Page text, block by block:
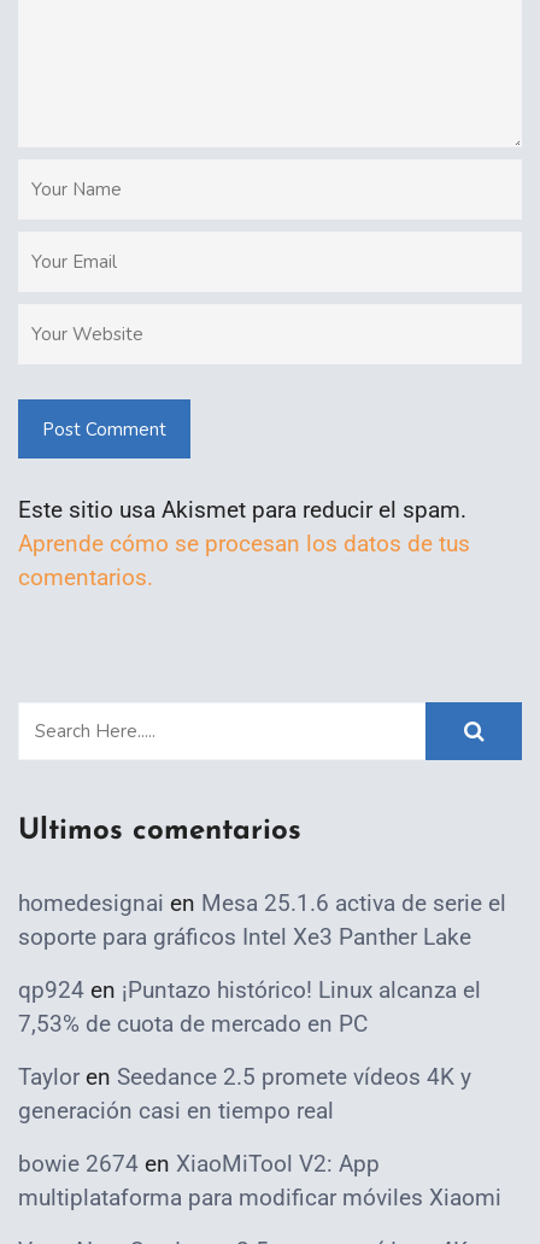
Post Comment
Este sitio usa Akismet para reducir el spam.
Aprende cómo se procesan los datos de tus
comentarios.
Ultimos comentarios
homedesignai en Mesa 25.1.6 activa de serie el
soporte para gráficos Intel Xe3 Panther Lake
qp924 en ¡Puntazo histórico! Linux alcanza el
7,53% de cuota de mercado en PC
Taylor en Seedance 2.5 promete vídeos 4K y
generación casi en tiempo real
bowie 2674 en XiaoMiTool V2: App
multiplataforma para modificar móviles Xiaomi